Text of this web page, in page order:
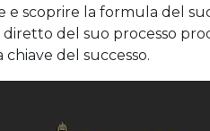
scoprire la formula del
del suo processo
del successo.